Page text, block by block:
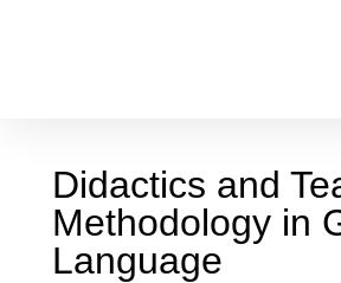
Didactics and
Methodology in
Language